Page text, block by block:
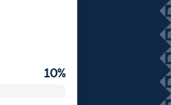
10%